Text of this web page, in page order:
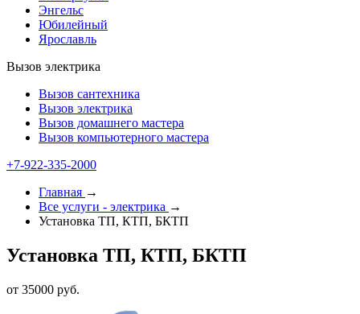
Энгельс
Юбилейный
Ярославль
Вызов электрика
Вызов сантехника
Вызов электрика
Вызов домашнего мастера
Вызов компьютерного мастера
+7-922-335-2000
Главная →
Все услуги - электрика →
Установка ТП, КТП, БКТП
Установка ТП, КТП, БКТП
от 35000 руб.